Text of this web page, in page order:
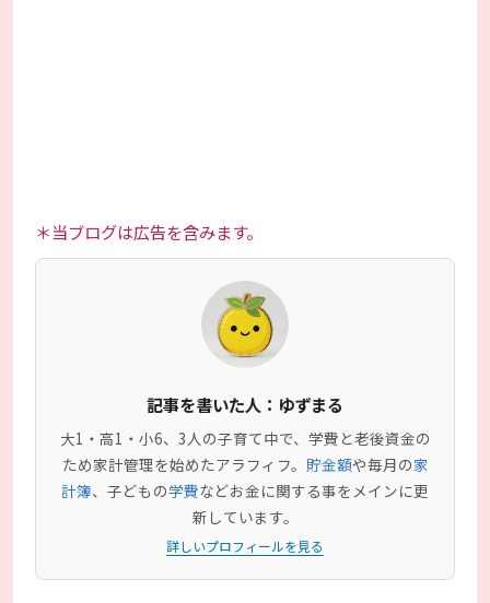
＊当ブログは広告を含みます。
記事を書いた人：ゆずまる
大1・高1・小6、3人の子育て中で、学費と老後資金の
ため家計管理を始めたアラフィフ。 貯金額や毎月の家
計簿、子どもの学費などお金に関する事をメインに更
新しています。
詳しいプロフィールを見る